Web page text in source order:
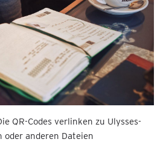
QR-Codes verlinken zu Ulysses-
oder anderen Dateien